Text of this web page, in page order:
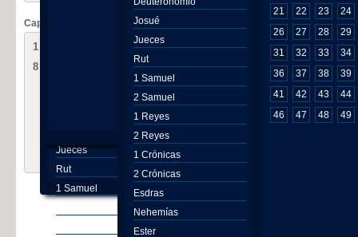
aquellos
Artajerjes:
2 De los
Daniel; de
3 De los
Zacarías, y
4 De los
Capítulo:
1 6
7
8
Jueces
Rut
1 Samuel
Josué
Jueces
Rut
1 Samuel
2 Samuel
1 Reyes
2 Reyes
1 Crónicas
2 Crónicas
Esdras
Nehemías
Ester
21
22 23
24
26
27 28
29
31
32 33
34
36
37 38
39
41
42 43
44
46
47 48 49